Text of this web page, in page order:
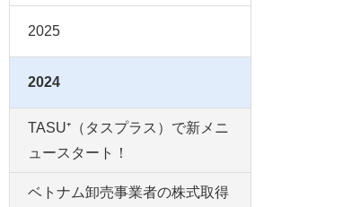
2025
2024
TASU⁺（タスプラス）で新メニ
ュースタート！
ベトナム卸売事業者の株式取得